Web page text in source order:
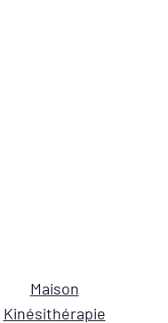
Maison
Kinésithérapie